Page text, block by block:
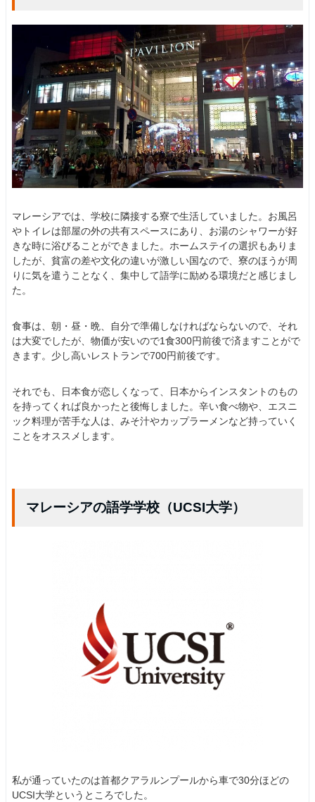
マレーシアでは、学校に隣接する寮で生活していました。お風呂
やトイレは部屋の外の共有スペースにあり、お湯のシャワーが好
きな時に浴びることができました。ホームステイの選択もありま
したが、貧富の差や文化の違いが激しい国なので、寮のほうが周
りに気を遣うことなく、集中して語学に励める環境だと感じまし
た。
食事は、朝・昼・晩、自分で準備しなければならないので、それ
は大変でしたが、物価が安いので1食300円前後で済ますことがで
きます。少し高いレストランで700円前後です。
それでも、日本食が恋しくなって、日本からインスタントのもの
を持ってくれば良かったと後悔しました。辛い食べ物や、エスニ
ック料理が苦手な人は、みそ汁やカップラーメンなど持っていく
ことをオススメします。
マレーシアの語学学校（UCSI大学）
私が通っていたのは首都クアラルンプールから車で30分ほどの
UCSI大学というところでした。